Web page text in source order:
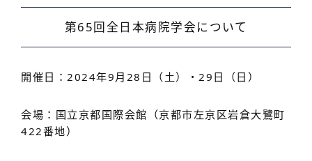
第65回全日本病院学会について
開催日：2024年9月28日（土）・29日（日）
会場：国立京都国際会館（京都市左京区岩倉大鷺町
422番地）